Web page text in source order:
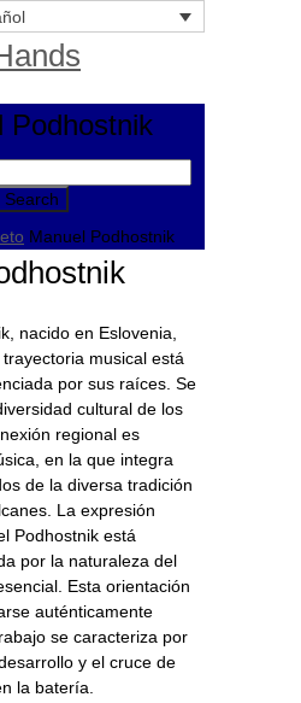
Podhostnik
Manuel Podhostnik
nacido en Eslovenia,
musical está
por sus raíces. Se
cultural de los
regional es
en la que integra
de la diversa tradición
La expresión
Podhostnik está
por la naturaleza del
Esta orientación
auténticamente
se caracteriza por
y el cruce de
la batería.